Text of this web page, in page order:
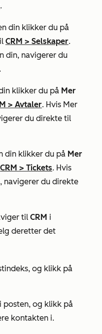
.
din klikker du på
CRM > Selskaper.
din, navigerer du
.
klikker du på Mer
> Avtaler. Hvis Mer
du direkte til
din klikker du på Mer
CRM > Tickets. Hvis
navigerer du direkte
til CRM i
deretter det
og klikk på
posten, og klikk på
kontakten i.